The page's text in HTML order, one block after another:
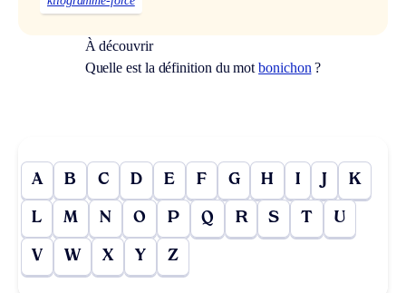
À découvrir
Quelle est la définition du motbonichon ?
A B C D E F G H I J K
L M N O P Q R S T U
V W X Y Z